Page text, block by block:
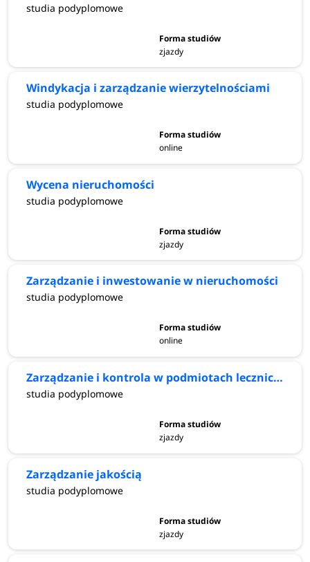
studia podyplomowe
zjazdy
Windykacja i zarządzanie wierzytelnościami
studia podyplomowe
online
Wycena nieruchomości
studia podyplomowe
zjazdy
Zarządzanie i inwestowanie w nieruchomości
studia podyplomowe
online
Zarządzanie i kontrola w podmiotach leczniczych
studia podyplomowe
zjazdy
Zarządzanie jakością
studia podyplomowe
zjazdy